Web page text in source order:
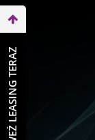
WEŹ LEASING TERAZ